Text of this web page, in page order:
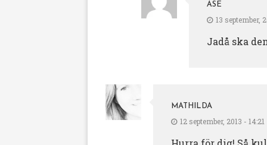
ÅSE
13 september,
Jadå ska
MATHILDA
12 september, 2013 - 14:21